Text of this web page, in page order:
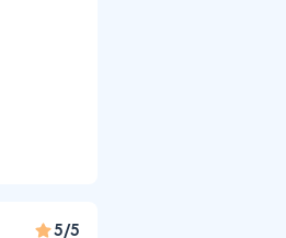
5/5